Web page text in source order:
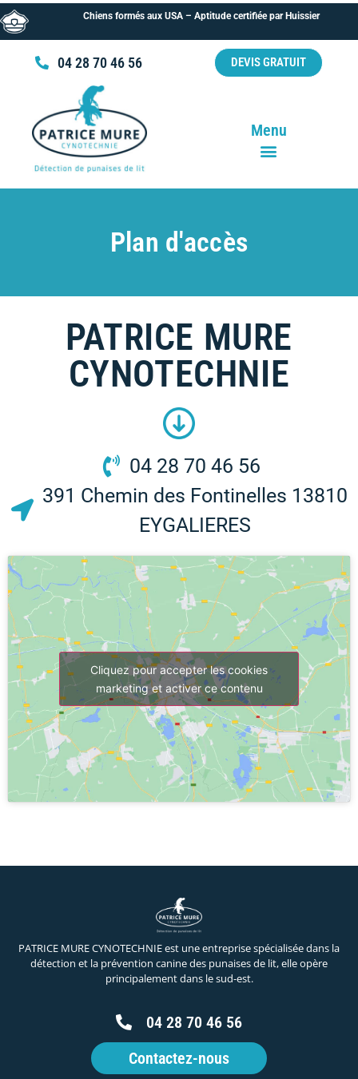
Chiens formés aux USA – Aptitude certifiée par Huissier
04 28 70 46 56 DEVIS GRATUIT
Menu
Plan d'accès
PATRICE MURE
CYNOTECHNIE
04 28 70 46 56
391 Chemin des Fontinelles 13810
EYGALIERES
Cliquez pour accepter les cookies
marketing et activer ce contenu
PATRICE MURE CYNOTECHNIE est une entreprise spécialisée dans la
détection et la prévention canine des punaises de lit, elle opère
principalement dans le sud-est.
04 28 70 46 56
Contactez-nous